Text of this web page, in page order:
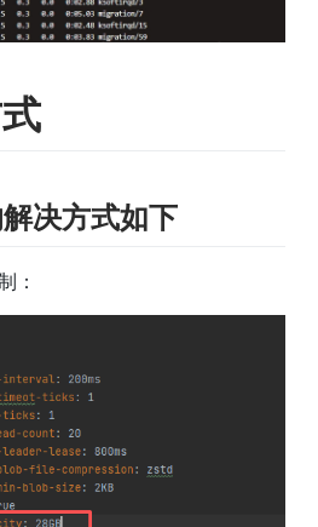
决方式如下
：